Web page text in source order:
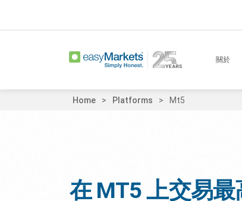
關於
Home Platforms Mt5
在 MT5 上交易